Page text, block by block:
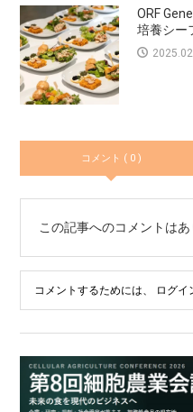
ORF
培養シー
コメント ( 0 )
この記事へのコメントはあ
コメントするためには、 ログイ